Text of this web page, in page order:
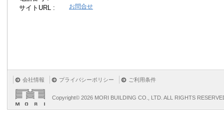
サイトURL :
お問合せ
会社情報 プライバシーポリシー ご利用条件
Copyright© 2026 MORI BUILDING CO., LTD. ALL RIGHTS